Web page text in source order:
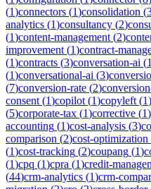
(1)connectors (1)consolidation (
analytics (1)consultancy (2)
(1)content-management (2)
improvement (1)contract-
(1)contracts (3)conversation-ai (1
(1)conversational-ai (3)
(7)conversion-rate (2)
consent (1)copilot (1)copyleft (1)
(5)corporate-tax (1)corrective (1)
accounting (1)cost-analysis (3)
comparison (2)cost-optimization
(1)cost-tracking (2)coupang (1)
(1)cpq (1)cpra (1)credit-
(44)crm-analytics (1)crm-